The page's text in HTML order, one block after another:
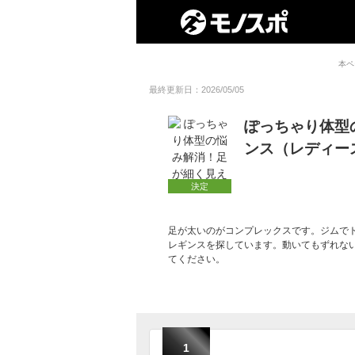
本
最終更新日：2026/05/05
決定
ぽっちゃり体型
ンス（レディ
足が太いのがコンプレックスです。ジム
レギンスを探しています。動いてもずれ
てください。
1